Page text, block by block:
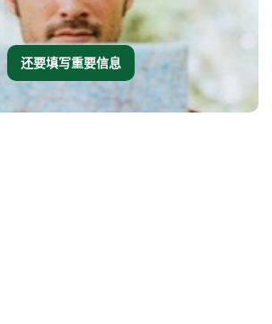
还要填写重要信息